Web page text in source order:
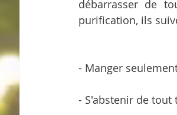
débarrasser de
purification, ils
- Manger
- S'abstenir de tout